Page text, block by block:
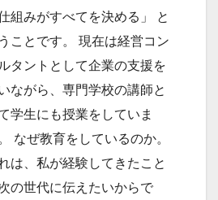
組みがすべてを決める」 と
ことです。 現在は経営コン
タントとして企業の支援を
ながら、専門学校の講師と
学生にも授業をしていま
なぜ教育をしているのか。
は、私が経験してきたこと
の世代に伝えたいからで